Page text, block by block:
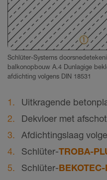
Schlüter-Systems
balkonopbouw A.4 Dunlagige
afdichting volgens DIN 18531
Uitkragende
Dekvloer met
Afdichtingslaag
Schlüter-TROBA-
Schlüter-